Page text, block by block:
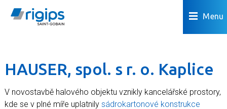
Menu
HAUSER, spol. s r. o. Kaplice
V novostavbě halového objektu vznikly kancelářské prostory,
kde se v plné míře uplatnily sádrokartonové konstrukce